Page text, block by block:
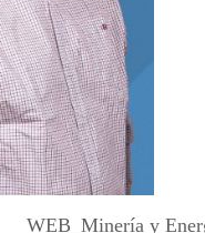
WEB_Minería y